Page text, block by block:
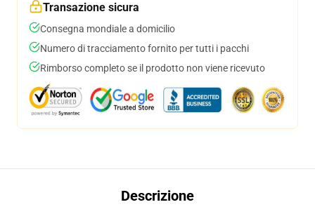
Transazione sicura
Consegna mondiale a domicilio
Numero di tracciamento fornito per tutti i pacchi
Rimborso completo se il prodotto non viene ricevuto
Descrizione